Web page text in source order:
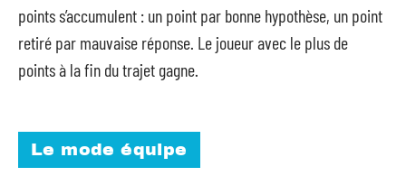
points s’accumulent : un point par bonne hypothèse, un point
retiré par mauvaise réponse. Le joueur avec le plus de
points à la fin du trajet gagne.
Le mode équipe